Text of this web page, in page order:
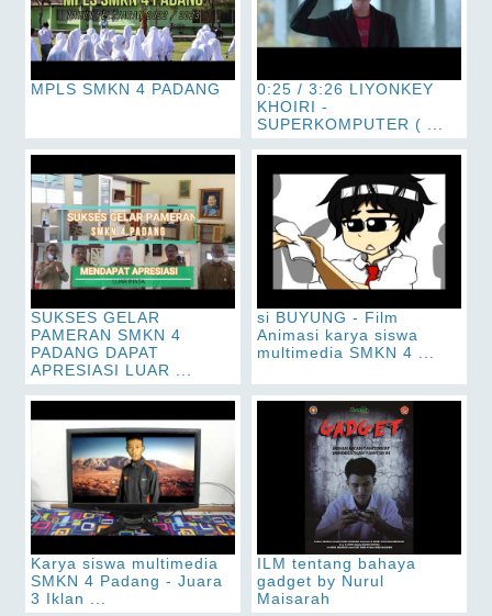
MPLS SMKN 4 PADANG
0:25 / 3:26 LIYONKEY
KHOIRI -
SUPERKOMPUTER ( ...
SUKSES GELAR
PAMERAN SMKN 4
PADANG DAPAT
APRESIASI LUAR ...
si BUYUNG - Film
Animasi karya siswa
multimedia SMKN 4 ...
Karya siswa multimedia
SMKN 4 Padang - Juara
3 Iklan ...
ILM tentang bahaya
gadget by Nurul
Maisarah